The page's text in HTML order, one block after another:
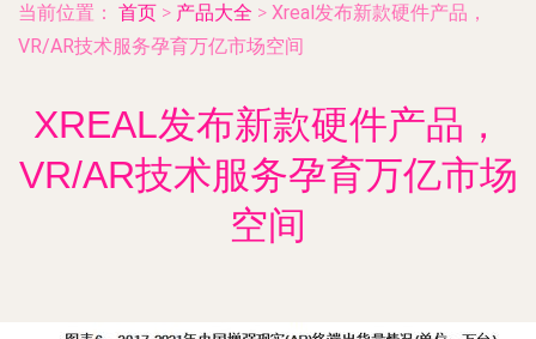
当前位置： 首页 > 产品大全 > Xreal发布新款硬件产品，
VR/AR技术服务孕育万亿市场空间
XREAL发布新款硬件产品，
VR/AR技术服务孕育万亿市场
空间